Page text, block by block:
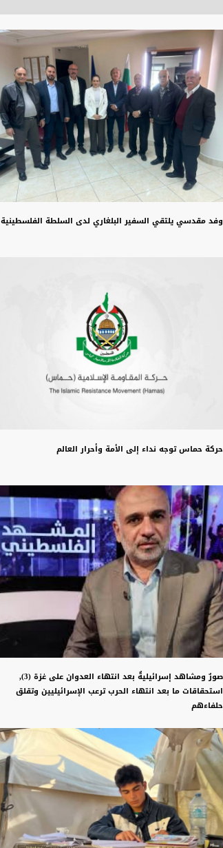
وفد مقدسي يلتقي السفير البلغاري لدى السلطة الفلسطينية
حركة حماس توجه نداء إلى الأمة وأحرار العالم
صورٌ ومشاهد إسرائيليةٌ بعد انتهاء العدوان على غزة (3),
استحقاقات ما بعد انتهاء الحرب ترعب الإسرائيليين وتقلق
حلفاءهم